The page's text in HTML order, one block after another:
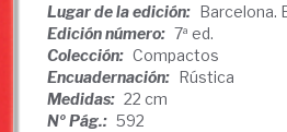
Lugar de la edición: Barcelona.
Edición número: 7ª ed.
Colección: Compactos
Encuadernación: Rústica
Medidas: 22 cm
Nº Pág.: 592